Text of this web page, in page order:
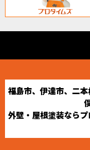
福島市、伊達市、二
外壁・屋根塗装なら